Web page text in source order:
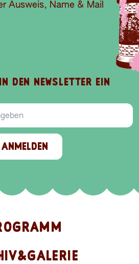
Ausweis, Name & Mail
DEN NEWSLETTER EIN
ANMELDEN